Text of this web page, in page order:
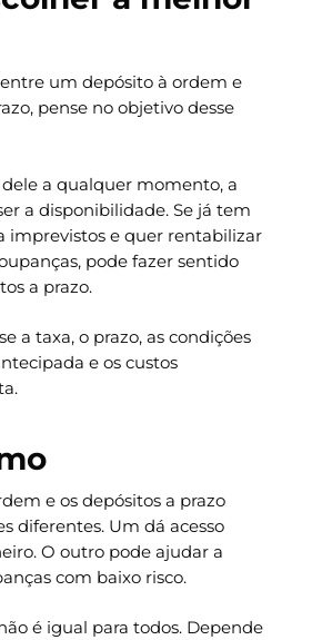
um depósito à ordem e
pense no objetivo desse
a qualquer momento, a
a disponibilidade. Se já tem
imprevistos e quer rentabilizar
pode fazer sentido
a prazo.
a taxa, o prazo, as condições
e os custos
e os depósitos a prazo
diferentes. Um dá acesso
O outro pode ajudar a
com baixo risco.
é igual para todos. Depende